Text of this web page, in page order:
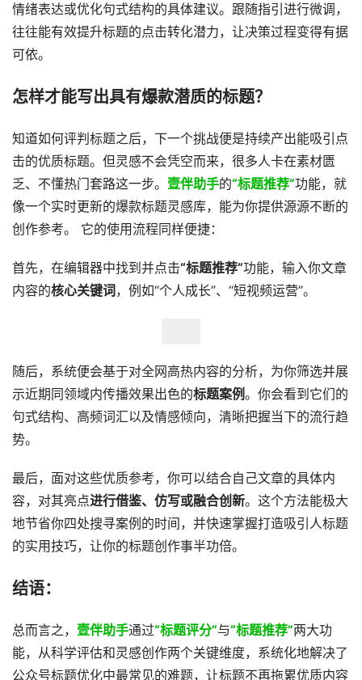
情绪表达或优化句式结构的具体建议。跟随指引进行微调，
往往能有效提升标题的点击转化潜力，让决策过程变得有据
可依。
怎样才能写出具有爆款潜质的标题？
知道如何评判标题之后，下一个挑战便是持续产出能吸引点
击的优质标题。但灵感不会凭空而来，很多人卡在素材匮
乏、不懂热门套路这一步。 壹伴助手的“标题推荐”功能，就
像一个实时更新的爆款标题灵感库，能为你提供源源不断的
创作参考。 它的使用流程同样便捷：
首先，在编辑器中找到并点击“标题推荐”功能，输入你文章
内容的核心关键词 ，例如“个人成长”、“短视频运营”。
随后，系统便会基于对全网高热内容的分析，为你筛选并展
示近期同领域内传播效果出色的标题案例。你会看到它们的
句式结构、高频词汇以及情感倾向，清晰把握当下的流行趋
势。
最后，面对这些优质参考，你可以结合自己文章的具体内
容，对其亮点进行借鉴、仿写或融合创新。这个方法能极大
地节省你四处搜寻案例的时间，并快速掌握打造吸引人标题
的实用技巧，让你的标题创作事半功倍。
结语：
总而言之， 壹伴助手通过“标题评分”与“标题推荐”两大功
能，从科学评估和灵感创作两个关键维度，系统化地解决了
公众号标题优化中最常见的难题，让标题不再拖累优质内容